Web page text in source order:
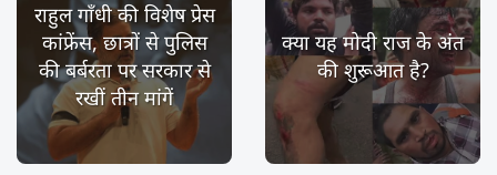
राहुल गाँधी की विशेष प्रेस
कांफ्रेंस, छात्रों से पुलिस
की बर्बरता पर सरकार से
रखीं तीन मांगें
क्या यह मोदी राज के अंत
की शुरूआत है?